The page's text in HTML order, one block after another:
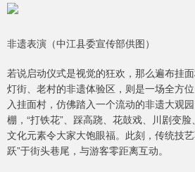
非遗表演（中江县委宣传部供图）
若说启动仪式是视觉的狂欢，那么遍布挂
灯街、老村的非遗体验区，则是一场全方
入挂面村，仿佛踏入一个流动的非遗大观
棚，“打铁花”、踩高跷、花鼓戏、川剧变
文化元素令大家大饱眼福。此刻，传统技
跃”于街头巷尾，与游客零距离互动。